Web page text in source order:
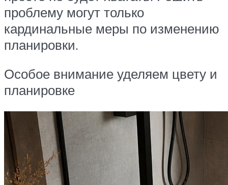
проблему могут только
кардинальные меры по изменению
планировки.
Особое внимание уделяем цвету и
планировке